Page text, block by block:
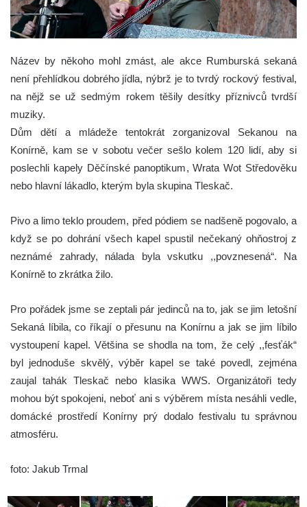
Název by někoho mohl zmást, ale akce Rumburská sekaná
není přehlídkou dobrého jídla, nýbrž je to tvrdý rockový festival,
na nějž se už sedmým rokem těšily desítky příznivců tvrdší
muziky.
Dům dětí a mládeže tentokrát zorganizoval Sekanou na
Konírně, kam se v sobotu večer sešlo kolem 120 lidí, aby si
poslechli kapely Děčínské panoptikum, Wrata Wot Středověku
nebo hlavní lákadlo, kterým byla skupina Tleskač.
Pivo a limo teklo proudem, před pódiem se nadšeně pogovalo, a
když se po dohrání všech kapel spustil nečekaný ohňostroj z
neznámé zahrady, nálada byla vskutku ,,povznesená“. Na
Konírně to zkrátka žilo.
Pro pořádek jsme se zeptali pár jedinců na to, jak se jim letošní
Sekaná líbila, co říkají o přesunu na Konírnu a jak se jim líbilo
vystoupení kapel. Většina se shodla na tom, že celý ,,fesťák“
byl jednoduše skvělý, výběr kapel se také povedl, zejména
zaujal tahák Tleskač nebo klasika WWS. Organizátoři tedy
mohou být spokojeni, neboť ani s výběrem místa nesáhli vedle,
domácké prostředí Konírny prý dodalo festivalu tu správnou
atmosféru.
foto: Jakub Trmal